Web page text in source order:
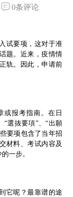
0条评论
试要项，这对于准
题。近来，疫情情
轨。因此，申请前
或报考指南。在日
“選抜要項”、“出願
要项包含了当年招
材料、考试内容及
一步。
它呢？最靠谱的途